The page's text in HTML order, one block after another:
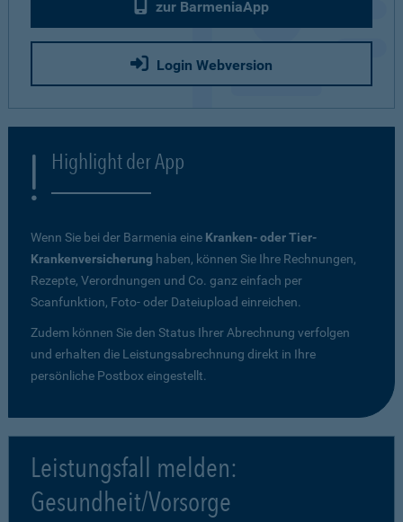
zur BarmeniaApp
Login Webversion
Highlight der App
Wenn Sie bei der Barmenia eine Kranken- oder Tier-
Krankenversicherung haben, können Sie Ihre Rechnungen,
Rezepte, Verordnungen und Co. ganz einfach per
Scanfunktion, Foto- oder Dateiupload einreichen.
Zudem können Sie den Status Ihrer Abrechnung verfolgen
und erhalten die Leistungsabrechnung direkt in Ihre
persönliche Postbox eingestellt.
Leistungsfall melden:
Gesundheit/Vorsorge